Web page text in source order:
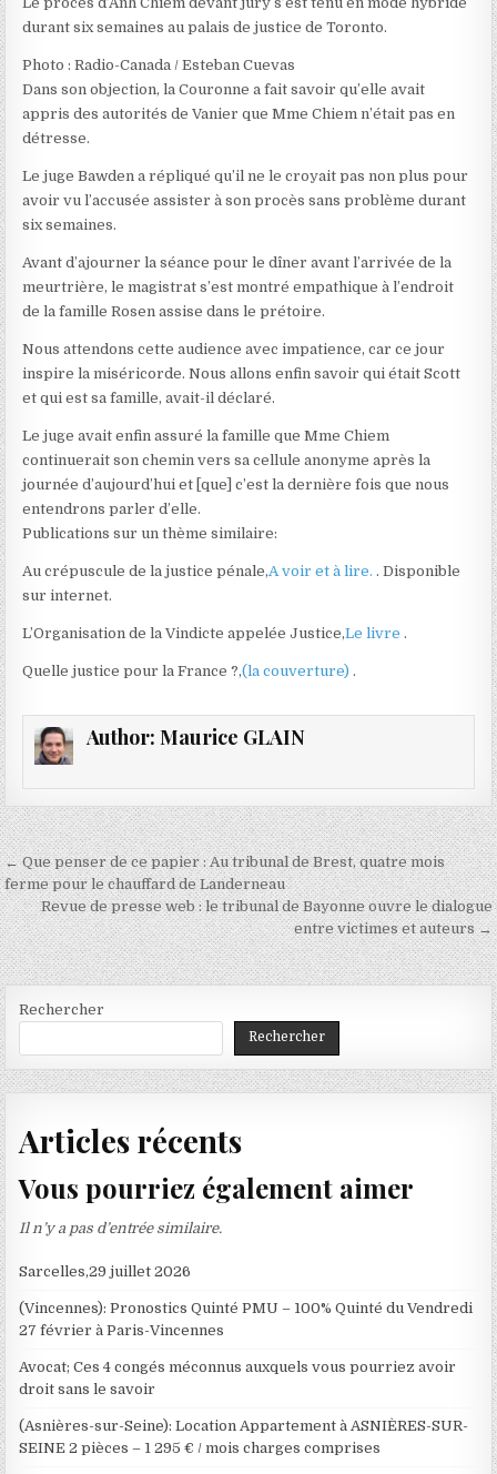
durant six semaines au palais de justice de Toronto.
Photo : Radio-Canada / Esteban Cuevas
Dans son objection, la Couronne a fait savoir qu’elle avait
appris des autorités de Vanier que Mme Chiem n’était pas en
détresse.
Le juge Bawden a répliqué qu’il ne le croyait pas non pluspour
avoir vu l’accusée assister à son procès sans problème durant
six semaines.
Avant d’ajourner la séance pour le dîner avant l’arrivée de la
meurtrière, le magistrat s’est montré empathique à l’endroit
de la famille Rosen assise dans le prétoire.
Nous attendons cette audience avec impatience, car ce jour
inspire la miséricorde. Nous allons enfin savoir qui était Scott
et qui est sa famille, avait-il déclaré.
Le juge avait enfin assuré la famille queMme Chiem
continuerait son chemin vers sa cellule anonyme après la
journée d’aujourd’hui et [que] c’est la dernière fois que nous
entendrons parler d’elle.
Publications sur un thème similaire:
Au crépuscule de la justice pénale,A voir et à lire. . Disponible
sur internet.
L’Organisation de la Vindicte appelée Justice,Le livre .
Quelle justice pour la France ?,(la couverture) .
Author: Maurice GLAIN
Navigation
de
l’article
← Que penser de ce papier : Au tribunal de Brest, quatre mois
ferme pour le chauffard de Landerneau
Revue de presse web : le tribunal de Bayonne ouvre le dialogue
entre victimes et auteurs →
Rechercher
Rechercher
Articles récents
Vous pourriez également aimer
Il n’y a pas d’entrée similaire.
Sarcelles,29 juillet 2026
(Vincennes): Pronostics Quinté PMU – 100% Quinté du Vendredi
27 février à Paris-Vincennes
Avocat; Ces 4 congés méconnus auxquels vous pourriez avoir
droit sans le savoir
(Asnières-sur-Seine): Location Appartement à ASNIÈRES-SUR-
SEINE 2 pièces – 1 295 € / mois charges comprises